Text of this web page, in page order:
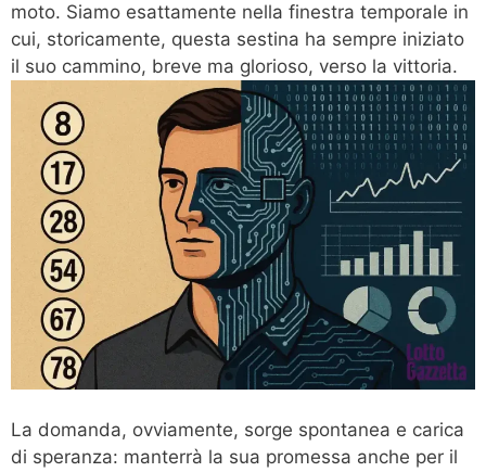
moto. Siamo esattamente nella finestra temporale in
cui, storicamente, questa sestina ha sempre iniziato
il suo cammino, breve ma glorioso, verso la vittoria.
La domanda, ovviamente, sorge spontanea e carica
di speranza: manterrà la sua promessa anche per il